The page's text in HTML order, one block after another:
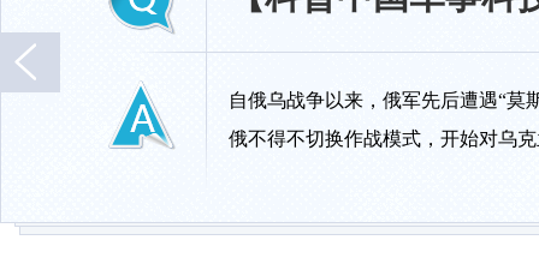
自俄乌战争以来，俄军先后遭遇“莫
俄不得不切换作战模式，开始对乌